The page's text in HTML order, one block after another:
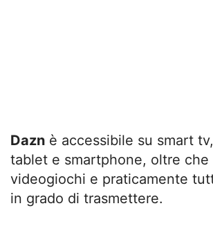
Dazn è accessibile su smart
tablet e smartphone, oltre che
videogiochi e praticamente
in grado di trasmettere.